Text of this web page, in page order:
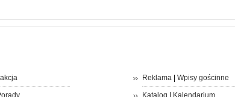
Reklama| Wpisy gościnne
Katalog Kalendarium